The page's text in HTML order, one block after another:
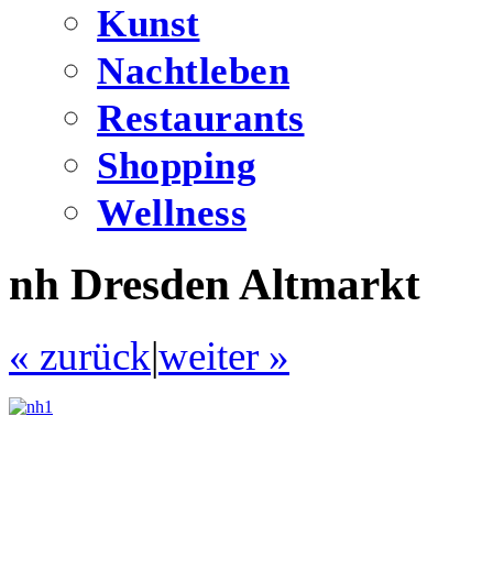
Kunst
Nachtleben
Restaurants
Shopping
Wellness
nh Dresden Altmarkt
« zurück|weiter »